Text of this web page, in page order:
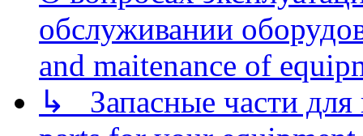
обслуживании
and maitenance of
↳ Запасные части для